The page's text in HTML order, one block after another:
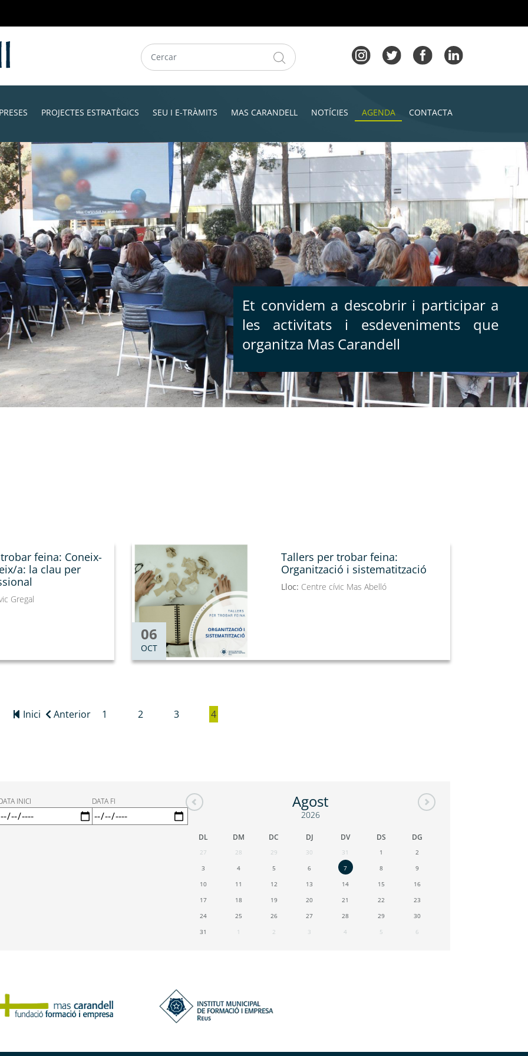
PROJECTES ESTRATÈGICS SEU I E-TRÀMITS MAS CARANDELL NOTÍCIES AGENDA CONTACTA
Et convidem a descobrir i participar a
les activitats i esdeveniments que
organitza Mas Carandell
feina: Coneix-
a: la clau per
Gregal
06
OCT
Tallers per trobar feina:
Organització i sistematització
Lloc: Centre cívic Mas Abelló
Primera
Inici
Pàgina
Anterior Page
1 Page
2 Page
3
Current
4
INICI DATA FI Agost
2026
DL DM DC DJ DV DS DG
27 28 29 30 31 1
2
3
4 5 6 7 8
9
10
11 12 13 14 15
16
17
18 19 20 21 22
23
24
25 26 27 28 29
30
31
1 2 3 4 5 6